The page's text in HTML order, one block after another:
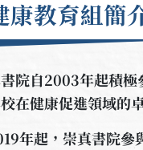
康教育組簡
院自2003年起積
在健康促進領域的
年起，崇真書院參